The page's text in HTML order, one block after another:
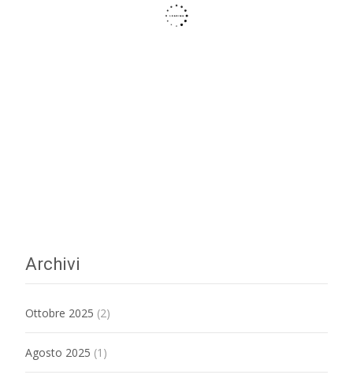
Archivi
Ottobre 2025 (2)
Agosto 2025 (1)